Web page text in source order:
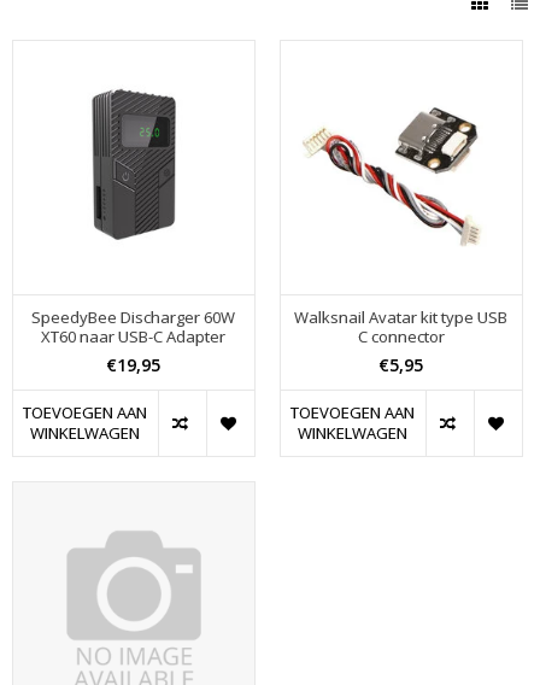
SpeedyBee Discharger 60W
XT60 naar USB-C Adapter
€19,95
TOEVOEGEN AAN
WINKELWAGEN
Walksnail Avatar kit type USB
C connector
€5,95
TOEVOEGEN AAN
WINKELWAGEN